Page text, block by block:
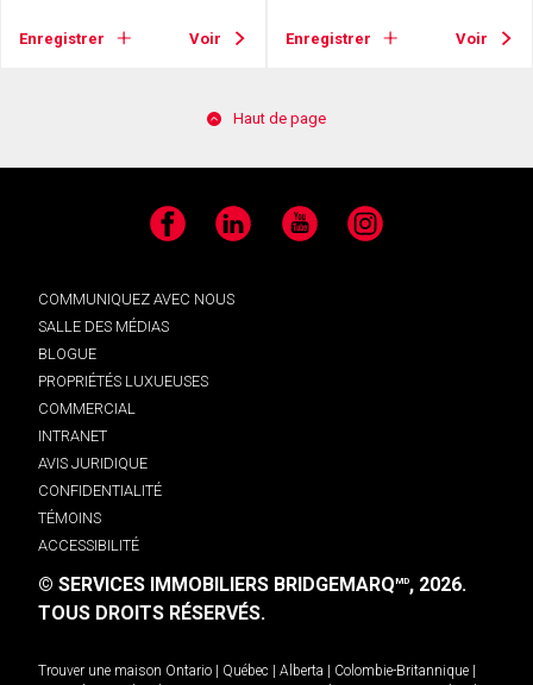
Enregistrer Voir Enregistrer Voir
Haut de page
Facebook LinkedIn YouTube Instagram
COMMUNIQUEZ AVEC NOUS
SALLE DES MÉDIAS
BLOGUE
PROPRIÉTÉS LUXUEUSES
COMMERCIAL
INTRANET
AVIS JURIDIQUE
CONFIDENTIALITÉ
TÉMOINS
ACCESSIBILITÉ
© SERVICES IMMOBILIERS BRIDGEMARQMD, 2026.
TOUS DROITS RÉSERVÉS.
Trouver une maison Ontario Québec Alberta Colombie-Britannique